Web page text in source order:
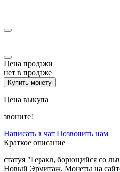
Цена продажи
нет в продаже
Купить монету
Цена выкупа
звоните!
Написать в чат Позвонить нам
Краткое описание
статуя "Геракл, борющийся со
Новый Эрмитаж. Монеты на